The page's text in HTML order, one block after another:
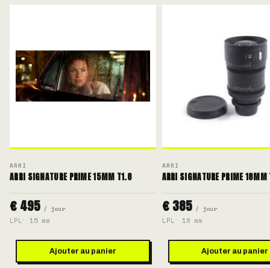
ARRI
ARRI SIGNATURE PRIME 15MM T1.8
€ 495 / jour
LPL 15 mm
Ajouter au panier
ARRI
ARRI SIGNATURE PRIME
€ 385 / jour
LPL 18 mm
Ajouter au panier